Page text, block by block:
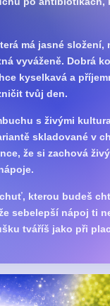
má jasné složení,
vyváženě. Dobrá
kyselkavá a
tvůj den.
s živými
skladované v
že si zachová
kterou budeš
sebelepší nápoj ti
tváříš jako při